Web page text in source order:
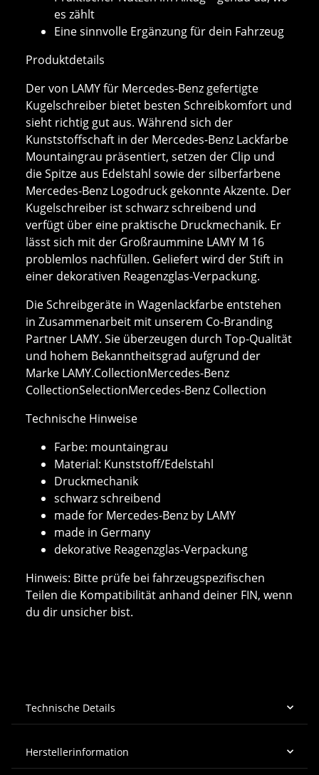
es zählt
Eine sinnvolle Ergänzung für dein Fahrzeug
Produktdetails
Der von LAMY für Mercedes-Benz gefertigte
Kugelschreiber bietet besten Schreibkomfort und
sieht richtig gut aus. Während sich der
Kunststoffschaft in der Mercedes-Benz Lackfarbe
Mountaingrau präsentiert, setzen der Clip und
die Spitze aus Edelstahl sowie der silberfarbene
Mercedes-Benz Logodruck gekonnte Akzente. Der
Kugelschreiber ist schwarz schreibend und
verfügt über eine praktische Druckmechanik. Er
lässt sich mit der Großraummine LAMY M 16
problemlos nachfüllen. Geliefert wird der Stift in
einer dekorativen Reagenzglas-Verpackung.
Die Schreibgeräte in Wagenlackfarbe entstehen
in Zusammenarbeit mit unserem Co-Branding
Partner LAMY. Sie überzeugen durch Top-Qualität
und hohem Bekanntheitsgrad aufgrund der
Marke LAMY.CollectionMercedes-Benz
CollectionSelectionMercedes-Benz Collection
Technische Hinweise
Farbe: mountaingrau
Material: Kunststoff/Edelstahl
Druckmechanik
schwarz schreibend
made for Mercedes-Benz by LAMY
made in Germany
dekorative Reagenzglas-Verpackung
Hinweis: Bitte prüfe bei fahrzeugspezifischen
Teilen die Kompatibilität anhand deiner FIN, wenn
du dir unsicher bist.
Technische Details
Herstellerinformation